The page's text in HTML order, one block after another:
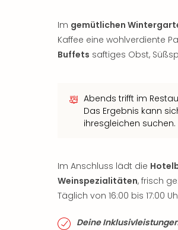
Im gemütlichen
Kaffee eine wohlverdiente
Buffets saftiges Obst,
Abends trifft im
Das Ergebnis kann
ihresgleichen suchen.
Im Anschluss lädt die
Weinspezialitäten, frisch
Täglich von 16:00 bis 17:00
Deine